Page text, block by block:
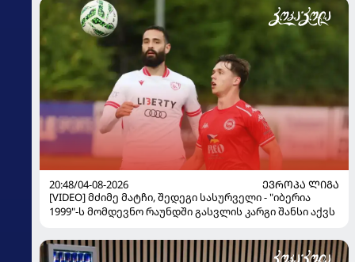
20:48/04-08-2026
ᲔᲕᲠᲝᲞᲐ ᲚᲘᲒᲐ
[VIDEO] მძიმე მატჩი, შედეგი სასურველი - "იბერია
1999"-ს მომდევნო რაუნდში გასვლის კარგი შანსი აქვს